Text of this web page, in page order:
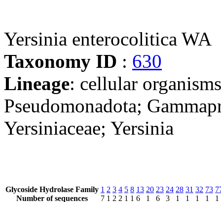
Yersinia enterocolitica WA
Taxonomy ID : 630
Lineage: cellular
Pseudomonadota;
Yersiniaceae; Yersinia
Glycoside Hydrolase Family
Number of sequences
1
7
2
1
3
2
4
2
5
1
8
1
13
6
20
1
23
6
24
3
28
1
31
1
32
1
73
1
1